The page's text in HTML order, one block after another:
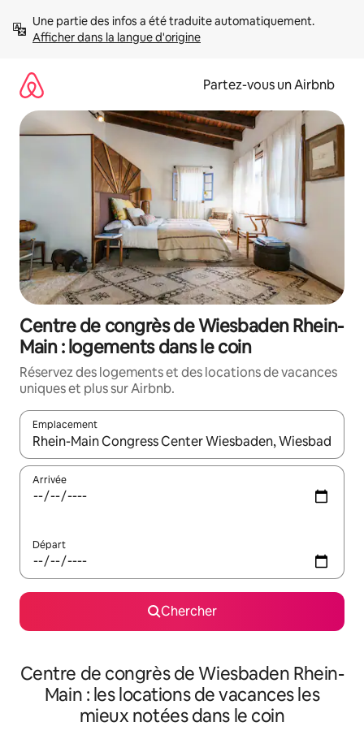
directement
Afficher dans la langue d'origine
Partez-vous un Airbnb
Centre de congrès de Wiesbaden Rhein-
Main : logements dans le coin
Réservez des logements et des locations de vacances
uniques et plus sur Airbnb.
Emplacement
Quand les résultats sont affichés, parcourez-les en utilisant
Arrivée
Départ
Chercher
Centre de congrès de Wiesbaden Rhein-
Main : les locations de vacances les
mieux notées dans le coin